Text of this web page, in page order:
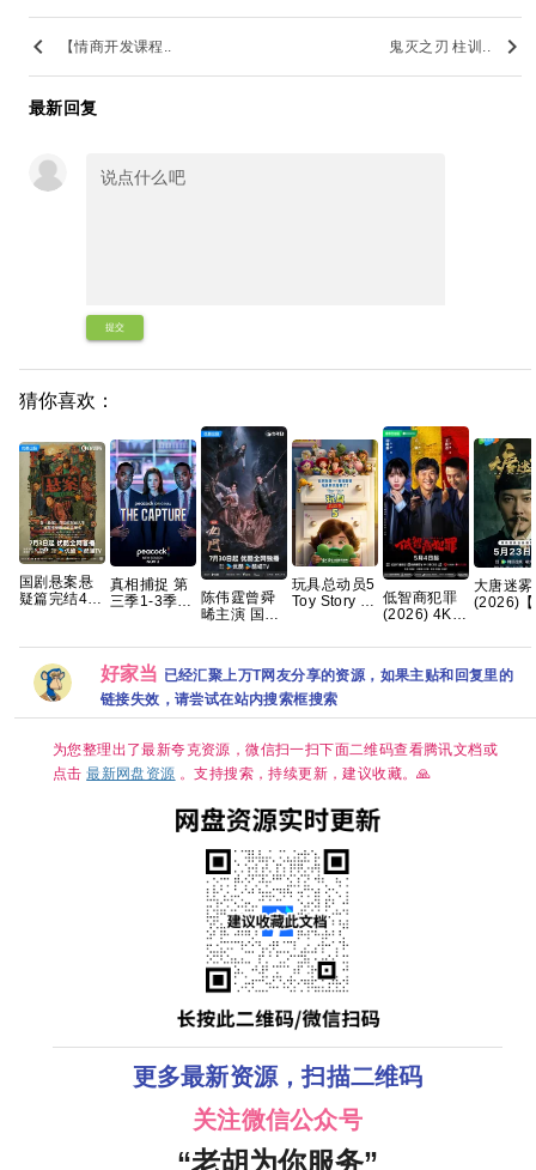
keyboard_arrow_left 【情商开发课程.. 鬼灭之刃 柱训.. keyboard_arrow_right
最新回复
提交
猜你喜欢：
国剧悬案悬
疑篇完结4K
集上线 王传
君江奇霖杨
烁主演
真相捕捉 第
三季1-3季
黛·格兰杰 /
帕帕·厄希度]
陈伟霆曾舜
晞主演 国剧
2 4K全集网
盘资源分享
玩具总动员5
Toy Story 5
/ 奇幻 / 冒险
夸克
低智商犯罪
(2026) 4K
[剧情/悬疑]
[王骁 田曦薇
王传君 董宝
大唐迷雾
(2026)
体中文字
夸克/百
集0.6～
好家当 已经汇聚上万T网友分享的资源，如果主贴和回复里的
链接失效，请尝试在站内搜索框搜索
为您整理出了最新夸克资源，微信扫一扫下面二维码查看腾讯文档或
点击最新网盘资源 。支持搜索，持续更新，建议收藏。🙏
更多最新资源，扫描二维码
关注微信公众号
“老胡为你服务”